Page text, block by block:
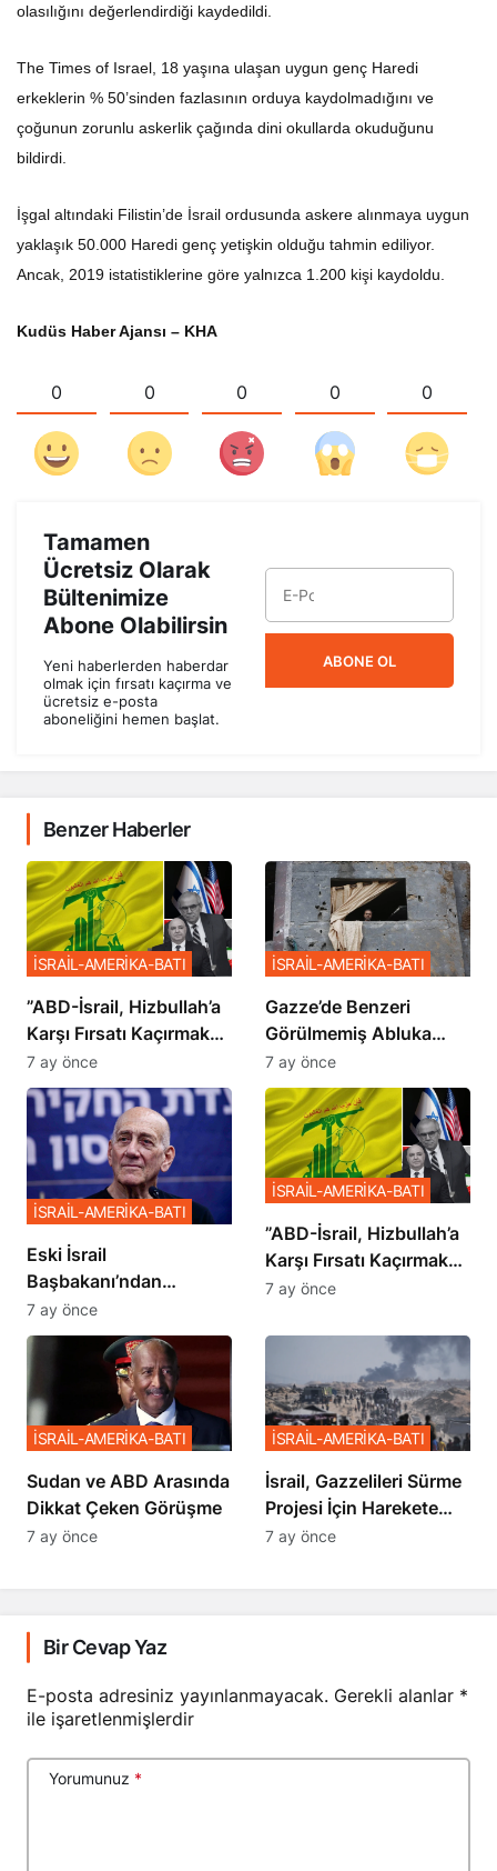
olasılığını değerlendirdiği kaydedildi.
The Times of Israel, 18 yaşına ulaşan uygun genç Haredi
erkeklerin % 50’sinden fazlasının orduya kaydolmadığını ve
çoğunun zorunlu askerlik çağında dini okullarda okuduğunu
bildirdi.
İşgal altındaki Filistin’de İsrail ordusunda askere alınmaya uygun
yaklaşık 50.000 Haredi genç yetişkin olduğu tahmin ediliyor.
Ancak, 2019 istatistiklerine göre yalnızca 1.200 kişi kaydoldu.
Kudüs Haber Ajansı – KHA
0 0 0 0 0
Tamamen
Ücretsiz Olarak
Bültenimize
Abone Olabilirsin
Yeni haberlerden haberdar
olmak için fırsatı kaçırma ve
ücretsiz e-posta
aboneliğini hemen başlat.
ABONE OL
Benzer Haberler
​​​​​​​”ABD-İsrail, Hizbullah’a
Karşı Fırsatı Kaçırmak
İstemiyor”
İSRAİL-AMERİKA-BATI
7 ay önce
​​​​​​​Gazze’de Benzeri
Görülmemiş Abluka
Planı
İSRAİL-AMERİKA-BATI
7 ay önce
Eski İsrail
Başbakanı’ndan
Netanyahu’ya Ağır
Sözler
İSRAİL-AMERİKA-BATI
7 ay önce
​​​​​​​”ABD-İsrail, Hizbullah’a
Karşı Fırsatı Kaçırmak
İstemiyor”
İSRAİL-AMERİKA-BATI
7 ay önce
Sudan ve ABD Arasında
Dikkat Çeken Görüşme
İSRAİL-AMERİKA-BATI
7 ay önce
İsrail, Gazzelileri Sürme
Projesi İçin Harekete
Geçti
İSRAİL-AMERİKA-BATI
7 ay önce
Bir Cevap Yaz
E-posta adresiniz yayınlanmayacak. Gerekli alanlar *
ile işaretlenmişlerdir
Yorumunuz *